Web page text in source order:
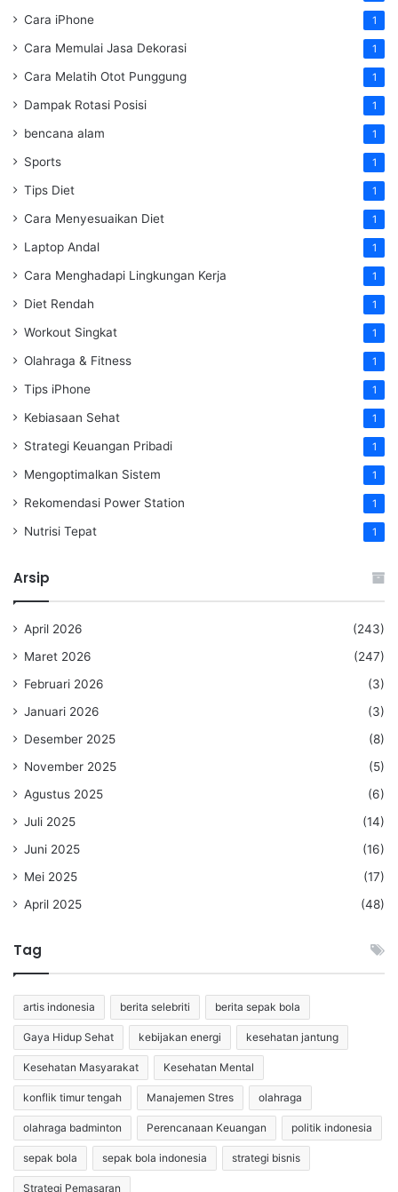
Cara iPhone 1
Cara Memulai Jasa Dekorasi 1
Cara Melatih Otot Punggung 1
Dampak Rotasi Posisi 1
bencana alam 1
Sports 1
Tips Diet 1
Cara Menyesuaikan Diet 1
Laptop Andal 1
Cara Menghadapi Lingkungan Kerja 1
Diet Rendah 1
Workout Singkat 1
Olahraga & Fitness 1
Tips iPhone 1
Kebiasaan Sehat 1
Strategi Keuangan Pribadi 1
Mengoptimalkan Sistem 1
Rekomendasi Power Station 1
Nutrisi Tepat 1
Arsip
April 2026
(243)
Maret 2026
(247)
Februari 2026
(3)
Januari 2026
(3)
Desember 2025
(8)
November 2025
(5)
Agustus 2025
(6)
Juli 2025
(14)
Juni 2025
(16)
Mei 2025
(17)
April 2025
(48)
Tag
artis indonesia berita selebriti berita sepak bola
Gaya Hidup Sehat kebijakan energi kesehatan jantung
Kesehatan Masyarakat Kesehatan Mental
konflik timur tengah Manajemen Stres olahraga
olahraga badminton Perencanaan Keuangan politik indonesia
sepak bola sepak bola indonesia strategi bisnis
Strategi Pemasaran